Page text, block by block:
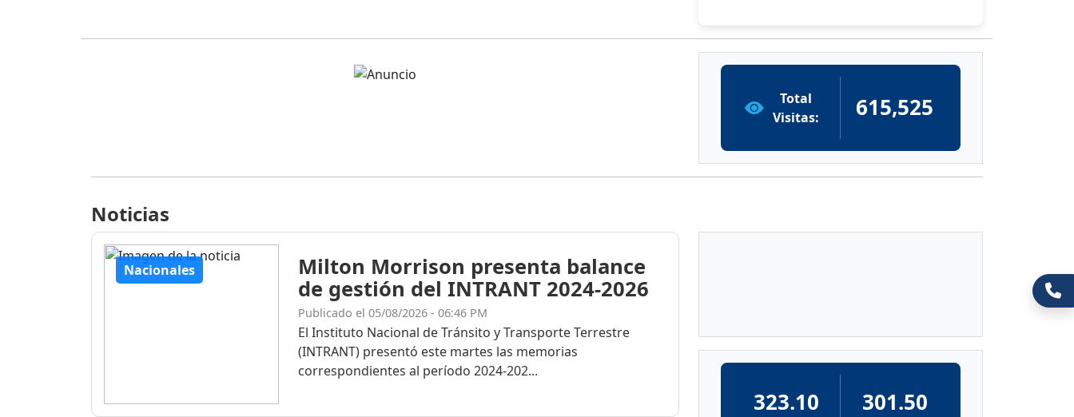
Total
Visitas:
615,525
Noticias
Nacionales
Milton Morrison presenta balance
de gestión del INTRANT 2024-2026
Publicado el 05/08/2026 - 06:46 PM
El Instituto Nacional de Tránsito y Transporte Terrestre
(INTRANT) presentó este martes las memorias
correspondientes al período 2024-202...
323.10 301.50